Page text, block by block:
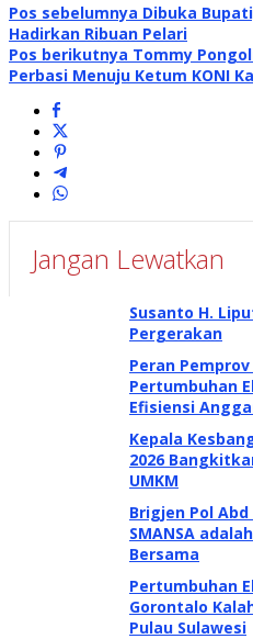
Pos sebelumnya Dibuka
Hadirkan Ribuan Pelari
Pos berikutnya Tommy
Perbasi Menuju Ketum KONI
Jangan Lewatkan
Susanto H.
Pergerakan
Peran
Pertumbuhan
Efisiensi
Kepala
2026
UMKM
Brigjen Pol
SMANSA
Bersama
Pertumbuhan
Gorontalo
Pulau Sulawesi